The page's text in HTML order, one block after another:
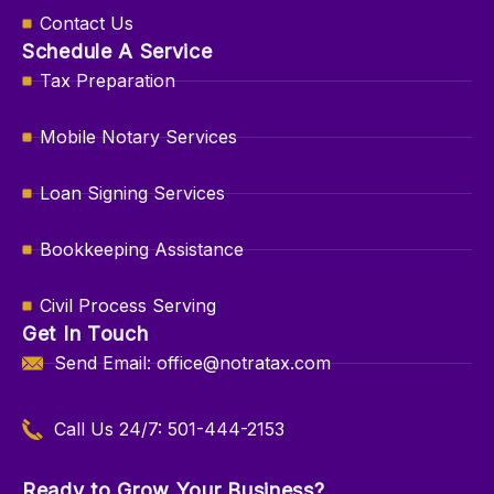
Contact Us
Schedule A Service
Tax Preparation
Mobile Notary Services
Loan Signing Services
Bookkeeping Assistance
Civil Process Serving
Get In Touch
Send Email: office@notratax.com
Call Us 24/7: 501-444-2153